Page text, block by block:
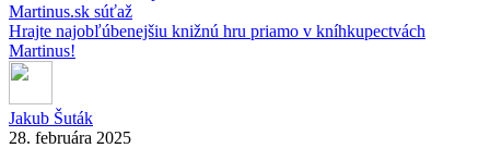
Martinus.sk súťaž
Hrajte najobľúbenejšiu knižnú hru priamo v kníhkupectvách
Martinus!
Jakub Šuták
28. februára 2025